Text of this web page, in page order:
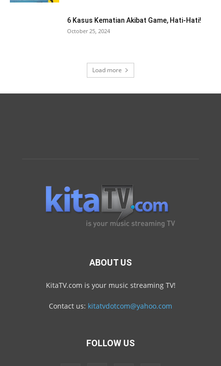
6 Kasus Kematian Akibat Game, Hati-Hati!
October 25, 2024
Load more
ABOUT US
KitaTV.com is your music streaming TV!
Contact us: kitatvdotcom@yahoo.com
FOLLOW US